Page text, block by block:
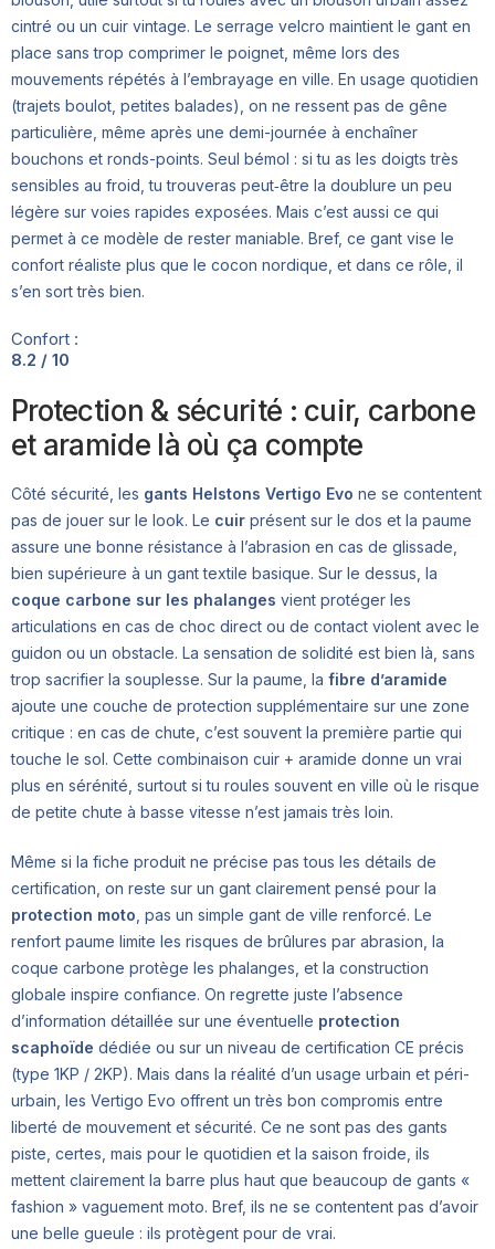
cintré ou un cuir vintage. Le serrage velcro maintient le gant en
place sans trop comprimer le poignet, même lors des
mouvements répétés à l’embrayage en ville. En usage quotidien
(trajets boulot, petites balades), on ne ressent pas de gêne
particulière, même après une demi-journée à enchaîner
bouchons et ronds-points. Seul bémol : si tu as les doigts très
sensibles au froid, tu trouveras peut‑être la doublure un peu
légère sur voies rapides exposées. Mais c’est aussi ce qui
permet à ce modèle de rester maniable. Bref, ce gant vise le
confort réaliste plus que le cocon nordique, et dans ce rôle, il
s’en sort très bien.
Confort :
8.2 / 10
Protection & sécurité : cuir, carbone
et aramide là où ça compte
Côté sécurité, les gants Helstons Vertigo Evo ne se contentent
pas de jouer sur le look. Le cuir présent sur le dos et la paume
assure une bonne résistance à l’abrasion en cas de glissade,
bien supérieure à un gant textile basique. Sur le dessus, la
coque carbone sur les phalanges vient protéger les
articulations en cas de choc direct ou de contact violent avec le
guidon ou un obstacle. La sensation de solidité est bien là, sans
trop sacrifier la souplesse. Sur la paume, la fibre d’aramide
ajoute une couche de protection supplémentaire sur une zone
critique : en cas de chute, c’est souvent la première partie qui
touche le sol. Cette combinaison cuir + aramide donne un vrai
plus en sérénité, surtout si tu roules souvent en ville où le risque
de petite chute à basse vitesse n’est jamais très loin.
Même si la fiche produit ne précise pas tous les détails de
certification, on reste sur un gant clairement pensé pour la
protection moto, pas un simple gant de ville renforcé. Le
renfort paume limite les risques de brûlures par abrasion, la
coque carbone protège les phalanges, et la construction
globale inspire confiance. On regrette juste l’absence
d’information détaillée sur une éventuelle protection
scaphoïde dédiée ou sur un niveau de certification CE précis
(type 1KP / 2KP). Mais dans la réalité d’un usage urbain et péri-
urbain, les Vertigo Evo offrent un très bon compromis entre
liberté de mouvement et sécurité. Ce ne sont pas des gants
piste, certes, mais pour le quotidien et la saison froide, ils
mettent clairement la barre plus haut que beaucoup de gants «
fashion » vaguement moto. Bref, ils ne se contentent pas d’avoir
une belle gueule : ils protègent pour de vrai.